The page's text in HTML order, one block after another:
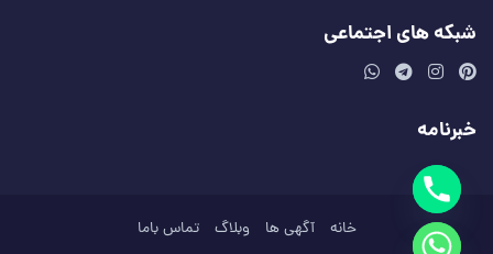
شبکه های اجتماعی
خبرنامه
خانه آگهی ها وبلاگ تماس باما